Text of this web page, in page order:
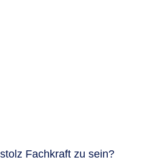
Fachkraft zu sein?